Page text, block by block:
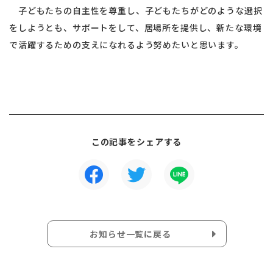
子どもたちの自主性を尊重し、子どもたちがどのような選択
をしようとも、サポートをして、居場所を提供し、新たな環境
で活躍するための支えになれるよう努めたいと思います。
この記事をシェアする
お知らせ一覧に戻る